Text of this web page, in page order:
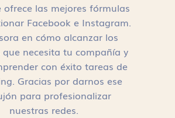
ofrece las mejores fórmulas
Facebook e Instagram.
en cómo alcanzar los
que necesita tu compañía y
con éxito tareas de
Gracias por darnos ese
para profesionalizar
nuestras redes.